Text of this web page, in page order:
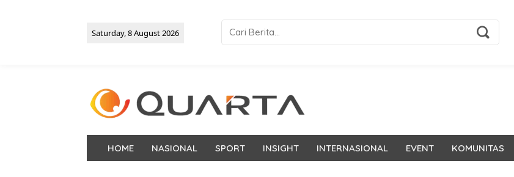
Saturday, 8 August 2026
HOME NASIONAL SPORT INSIGHT INTERNASIONAL EVENT KOMUNITAS